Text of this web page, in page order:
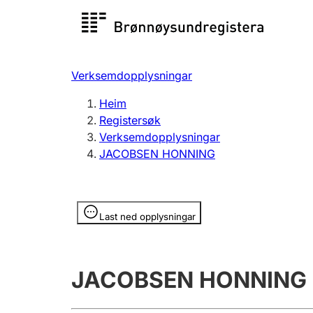
Registersøk
Registrere, endre, slette
Verksemdopplysningar
Heim
Registersøk
Verksemdopplysningar
JACOBSEN HONNING
Last ned opplysningar
Opplysninger er skjult
JACOBSEN HONNING